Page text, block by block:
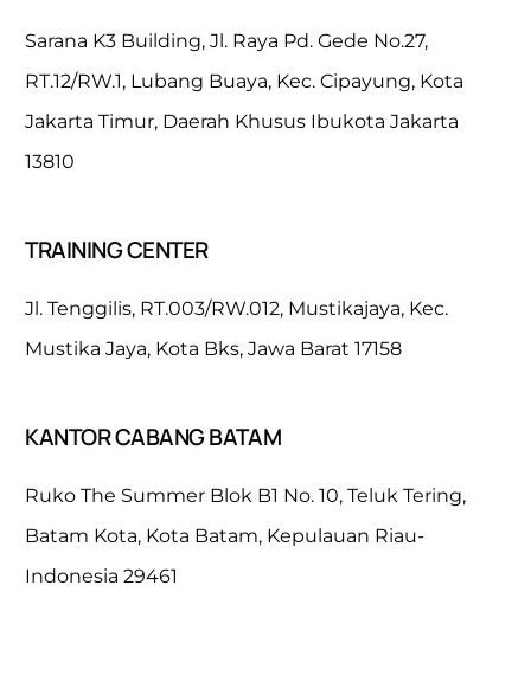
Sarana K3 Building, Jl. Raya Pd. Gede No.27,
RT.12/RW.1, Lubang Buaya, Kec. Cipayung, Kota
Jakarta Timur, Daerah Khusus Ibukota Jakarta
13810
TRAINING CENTER
Jl. Tenggilis, RT.003/RW.012, Mustikajaya, Kec.
Mustika Jaya, Kota Bks, Jawa Barat 17158
KANTOR CABANG BATAM
Ruko The Summer Blok B1 No. 10, Teluk Tering,
Batam Kota, Kota Batam, Kepulauan Riau-
Indonesia 29461